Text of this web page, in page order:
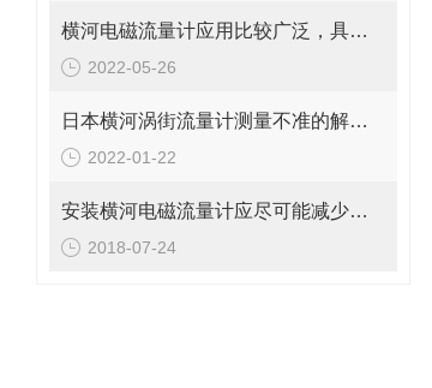
横河电磁流量计应用比较广泛，具体领域如下
2022-05-26
日本横河涡街流量计测量不准的解决办法
2022-01-22
安装横河电磁流量计应尽可能减少弯管对测量准确性的影响
2018-07-24